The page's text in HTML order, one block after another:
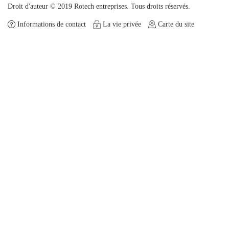
Droit d'auteur © 2019 Rotech entreprises. Tous droits réservés.
Informations de contact La vie privée Carte du site